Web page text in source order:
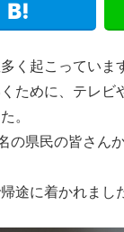
く起こっていま
ために、テレビ
。
の県民の皆さん
途に着かれまし